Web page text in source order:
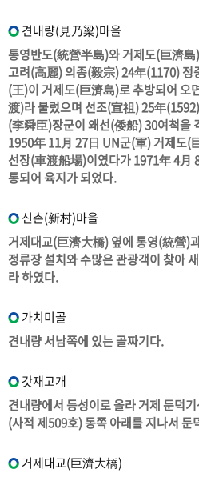
견내량(見乃梁)마을
통영반도(統營半島)와 거제도(巨濟
고려(高麗) 의종(毅宗) 24年(1170) 정
(王)이 거제도(巨濟島)로 추방되어 오
渡)라 불렀으며 선조(宣祖) 25年
(李舜臣)장군이 왜선(倭船) 30여척을
1950年 11月 27日 UN군(軍) 거제도(
선장(車渡船場)이였다가 1971年 4月
통되어 육지가 되었다.
신촌(新村)마을
거제대교(巨濟大橋) 옆에 통영(統營)
정류장 설치와 수많은 관광객이 찾아
라 하였다.
가치미골
견내량 서남쪽에 있는 골짜기다.
갓재고개
견내량에서 등성이로 올라 거제 둔덕
(사적 제509호) 동쪽 아래를 지나서 둔
거제대교(巨濟大橋)